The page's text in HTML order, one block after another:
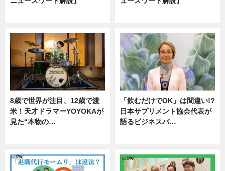
8歳で世界が注目、12歳で渡
米！天才ドラマーYOYOKAが
見た“本物の…
「飲むだけでOK」は間違い!?
日本サプリメント協会代表が
語るビジネスパ…